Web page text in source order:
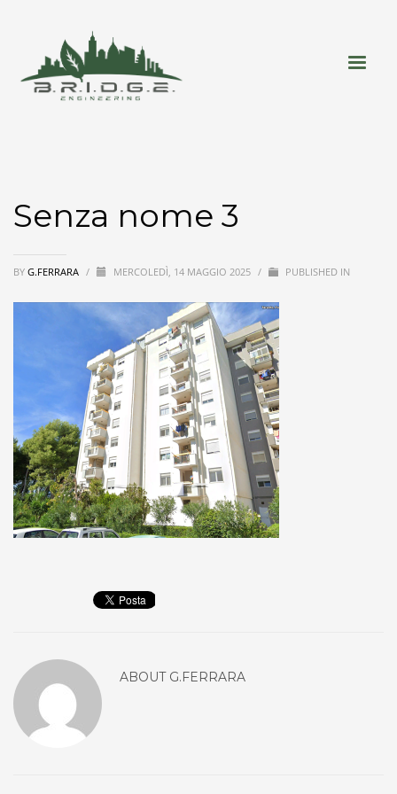
Senza nome 3
BY G.FERRARA / MERCOLEDÌ, 14 MAGGIO 2025 / PUBLISHED IN
ABOUT G.FERRARA